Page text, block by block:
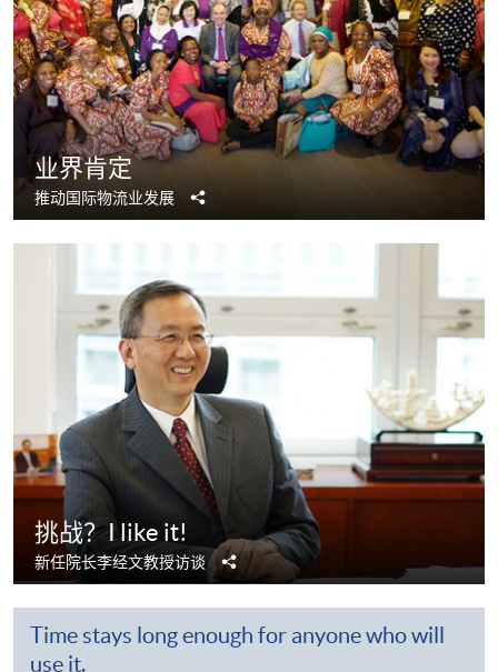
业界肯定
推动国际物流业发展
享
挑战？I like it!
新任院长李经文教授访谈
分
享
Time stays long enough for anyone who will
use it.